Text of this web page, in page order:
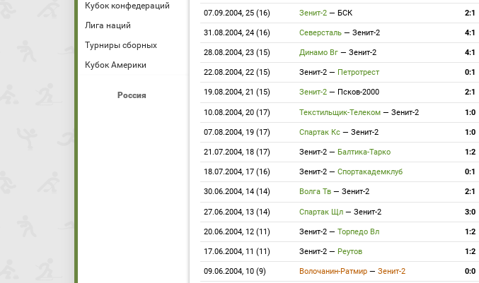
Кубок конфедераций
Лига наций
Турниры сборных
Кубок Америки
Россия
07.09.2004, 25 (16) Зенит-2 — БСК 2:1
31.08.2004, 24 (16) Северсталь — Зенит-2 4:1
28.08.2004, 23 (15) Динамо Вг — Зенит-2 4:1
22.08.2004, 22 (15) Зенит-2 — Петротрест 0:1
19.08.2004, 21 (15) Зенит-2 — Псков-2000 2:1
10.08.2004, 20 (17) Текстильщик-Телеком — Зенит-2 1:0
07.08.2004, 19 (17) Спартак Кс — Зенит-2 1:0
21.07.2004, 18 (17) Зенит-2 — Балтика-Тарко 1:2
18.07.2004, 17 (16) Зенит-2 — Спортакадемклуб 0:1
30.06.2004, 14 (14) Волга Тв — Зенит-2 2:1
27.06.2004, 13 (14) Спартак Щл — Зенит-2 3:0
20.06.2004, 12 (11) Зенит-2 — Торпедо Вл 1:2
17.06.2004, 11 (11) Зенит-2 — Реутов 1:2
09.06.2004, 10 (9) Волочанин-Ратмир — Зенит-2 0:0